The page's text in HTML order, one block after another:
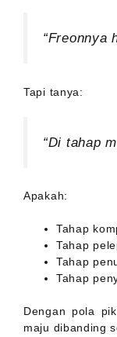
“Freonnya
Tapi tanya:
“Di tahap
Apakah:
Tahap
Tahap
Tahap
Tahap
Dengan pola
maju dibanding